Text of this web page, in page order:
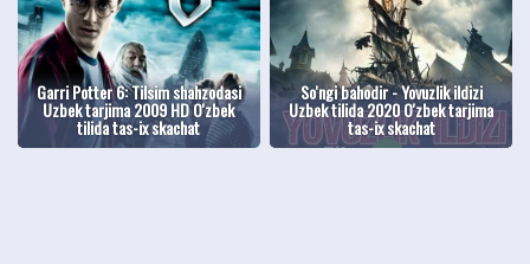
Garri Potter 6: Tilsim shahzodasi
Uzbek tarjima 2009 HD O'zbek
tilida tas-ix skachat
So'ngi bahodir - Yovuzlik ildizi
Uzbek tilida 2020 O'zbek tarjima
tas-ix skachat